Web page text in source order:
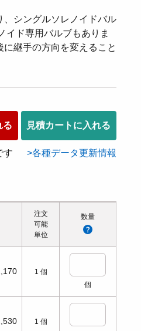
シングルソレノイドバル
イド専用バルブもありま
継手の方向を変えること
る 見積カートに入れる
す 各種データ更新情報
種類 配管ねじの呼び 適応シリンダ
注文
可能
単位
数量
1 個
個
1 個